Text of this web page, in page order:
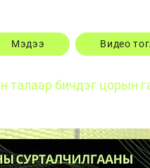
Мэдээ Видео
талаар бичдэг цорын